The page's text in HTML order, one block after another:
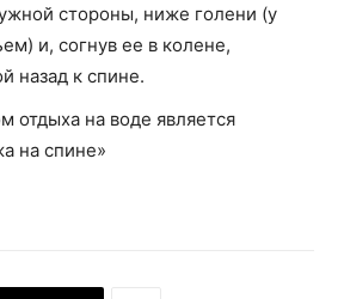
стороны, ниже голени (у
и, согнув ее в колене,
назад к спине.
отдыха на воде является
на спине»